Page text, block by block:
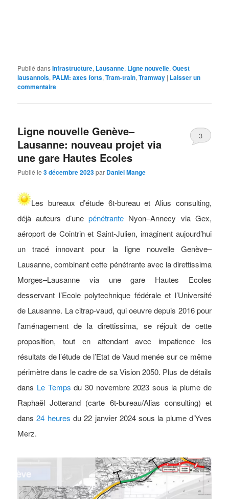
Publié dansInfrastructure, Lausanne, Ligne nouvelle,Ouest
lausannois, PALM: axes forts,Tram-train,Tramway | Laisser un
commentaire
Ligne nouvelle Genève–
Lausanne: nouveau projet via
une gare Hautes Ecoles
Publié le3 décembre 2023par Daniel Mange
3
Les bureaux d’étude 6t-bureau et Alius consulting,
déjà auteurs d’une pénétrante Nyon–Annecy via Gex,
aéroport de Cointrin et Saint-Julien, imaginent aujourd’hui
un tracé innovant pour la ligne nouvelle Genève–
Lausanne, combinant cette pénétrante avec la direttissima
Morges–Lausanne via une gare Hautes Ecoles
desservant l’Ecole polytechnique fédérale et l’Université
de Lausanne. La citrap-vaud, qui oeuvre depuis 2016 pour
l’aménagement de la direttissima, se réjouit de cette
proposition, tout en attendant avec impatience les
résultats de l’étude de l’Etat de Vaud menée sur ce même
périmètre dans le cadre de sa Vision 2050. Plus de détails
dans Le Temps du 30 novembre 2023 sous la plume de
Raphaël Jotterand (carte 6t-bureau/Alias consulting) et
dans24 heures du 22 janvier 2024 sous la plume d’Yves
Merz.